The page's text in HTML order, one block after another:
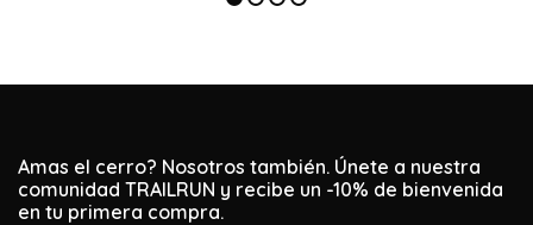
Amas el cerro? Nosotros también. Únete a nuestra
comunidad TRAILRUN y recibe un -10% de bienvenida
en tu primera compra.